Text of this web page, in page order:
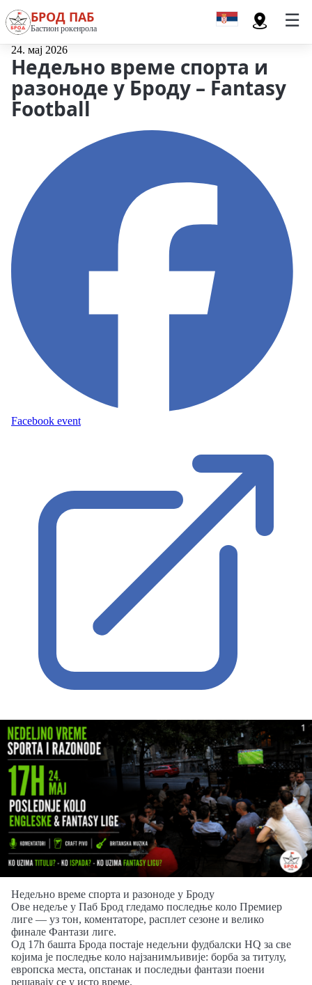
БРОД ПАБ
Бастион рокенрола
24. мај 2026
Недељно време спорта и
разоноде у Броду – Fantasy
Football
Facebook event
Недељно време спорта и разоноде у Броду
Ове недеље у Пaб Брод гледамо последње коло Премиер
лиге — уз тон, коментаторе, расплет сезоне и велико
финале Фантази лиге.
Од 17h башта Брода постаје недељни фудбалски HQ за све
којима је последње коло најзанимљивије: борба за титулу,
европска места, опстанак и последњи фантази поени
решавају се у исто време.